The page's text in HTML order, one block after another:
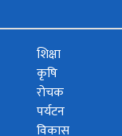
शिक्षा
कृषि
रोचक
पर्यटन
विकास